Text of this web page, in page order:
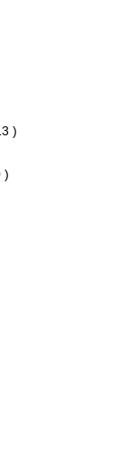
)
)